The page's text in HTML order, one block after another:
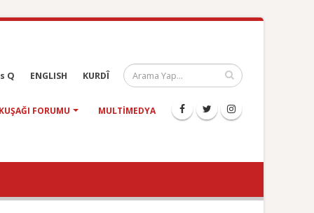
Q ENGLISH KURDÎ
FORUMU MULTIMEDYA